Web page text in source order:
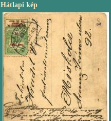
Hátlapi kép